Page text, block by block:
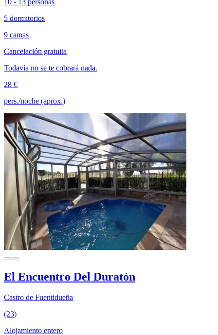
5 dormitorios
9 camas
Cancelación gratuita
Todavía no se te cobrará nada.
28 €
pers./noche (aprox.)
El Encuentro Del Duratón
Castro de Fuentidueña
(23)
Alojamiento entero